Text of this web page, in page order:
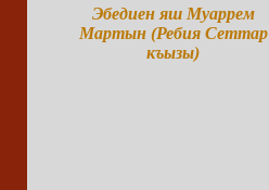
Эбедиен яш Муаррем
Мартын (Ребия Сеттар
къызы)